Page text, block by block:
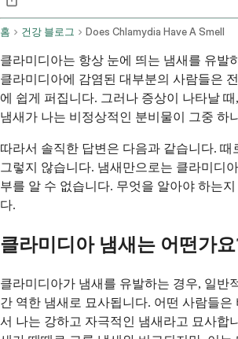
홈 건강 블로그 Does Chlamydia Have A Smell
클라미디아는 항상 눈에 띄는 냄새를 유발
클라미디아에 감염된 대부분의 사람들은
에 쉽게 퍼집니다. 그러나 증상이 나타날
냄새가 나는 비정상적인 분비물이 그중 하
따라서 솔직한 답변은 다음과 같습니다. 때
그렇지 않습니다. 냄새만으로는 클라미디
부를 알 수 없습니다. 무엇을 알아야 하는지
다.
클라미디아 냄새는 어떤가요
클라미디아가 냄새를 유발하는 경우, 일반
간 역한 냄새로 묘사됩니다. 어떤 사람들은
서 나는 강하고 자극적인 냄새라고 묘사합